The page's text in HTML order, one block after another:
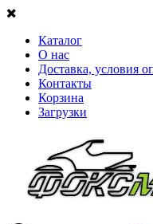
Каталог
О нас
Доставка, условия
Контакты
Корзина
Загрузки